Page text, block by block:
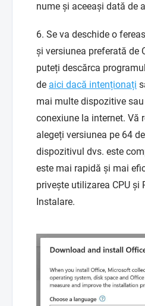
nume și aceeași dată de
6. Se va deschide o
și versiunea preferată de
puteți descărca
de aici dacă intenționați
mai multe dispozitive
conexiune la internet. Vă
alegeți versiunea pe 64
dispozitivul dvs. este
este mai rapidă și mai
privește utilizarea CPU și
Instalare.